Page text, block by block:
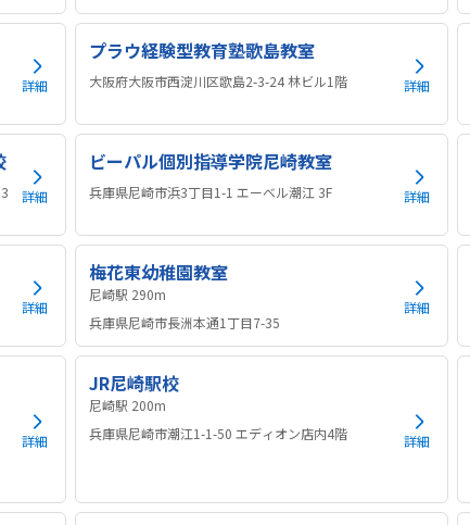
詳細
プラウ経験型教育塾歌島教室
大阪府大阪市西淀川区歌島2-3-24 林ビル1階 詳細
詳細
ビーパル個別指導学院尼崎教室
兵庫県尼崎市浜3丁目1-1 エーベル潮江 3F 詳細
詳細
梅花東幼稚園教室
尼崎駅 290m
兵庫県尼崎市長洲本通1丁目7-35
詳細
詳細
JR尼崎駅校
尼崎駅 200m
兵庫県尼崎市潮江1-1-50 エディオン店内4階
詳細